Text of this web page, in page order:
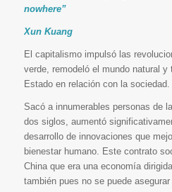
nowhere”
Xun Kuang
El capitalismo impulsó las
verde, remodeló el mundo natural y
Estado en relación con la sociedad.
Sacó a innumerables personas de
dos siglos, aumentó
desarrollo de innovaciones que
bienestar humano. Este contrato
China que era una economía
también pues no se puede